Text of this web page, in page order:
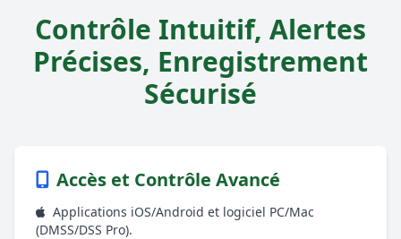
Contrôle Intuitif, Alertes
Précises, Enregistrement
Sécurisé
Accès et Contrôle Avancé
Applications iOS/Android et logiciel PC/Mac
(DMSS/DSS Pro).